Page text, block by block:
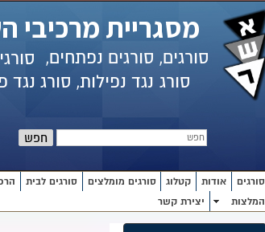
סורגים אודות קטלוג סורגים מומלצים סורגים לבית
המלצות
יצירת קשר
מסגריית מרכיבי
סורגים, סורגים נפתחים,
סורג נגד
סורג נגד נפילות,
חפש חפש